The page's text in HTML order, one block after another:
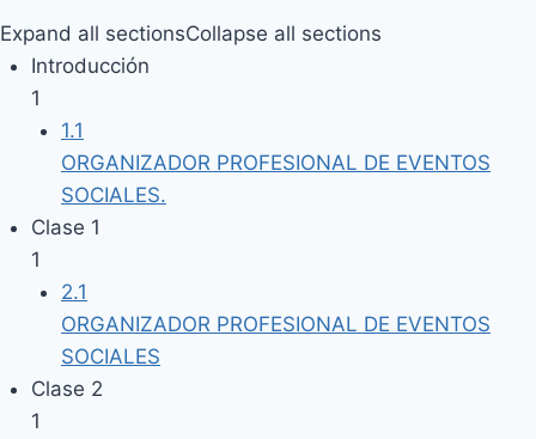
Expand all sectionsCollapse all sections
Introducción
1
1.1
ORGANIZADOR PROFESIONAL DE EVENTOS
SOCIALES.
Clase 1
1
2.1
ORGANIZADOR PROFESIONAL DE EVENTOS
SOCIALES
Clase 2
1